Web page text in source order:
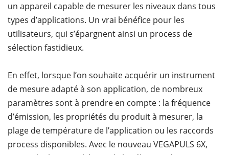
un appareil capable de mesurer les niveaux dans tous
types d’applications. Un vrai bénéfice pour les
utilisateurs, qui s’épargnent ainsi un process de
sélection fastidieux.
En effet, lorsque l’on souhaite acquérir un instrument
de mesure adapté à son application, de nombreux
paramètres sont à prendre en compte : la fréquence
d’émission, les propriétés du produit à mesurer, la
plage de température de l’application ou les raccords
process disponibles. Avec le nouveau VEGAPULS 6X,